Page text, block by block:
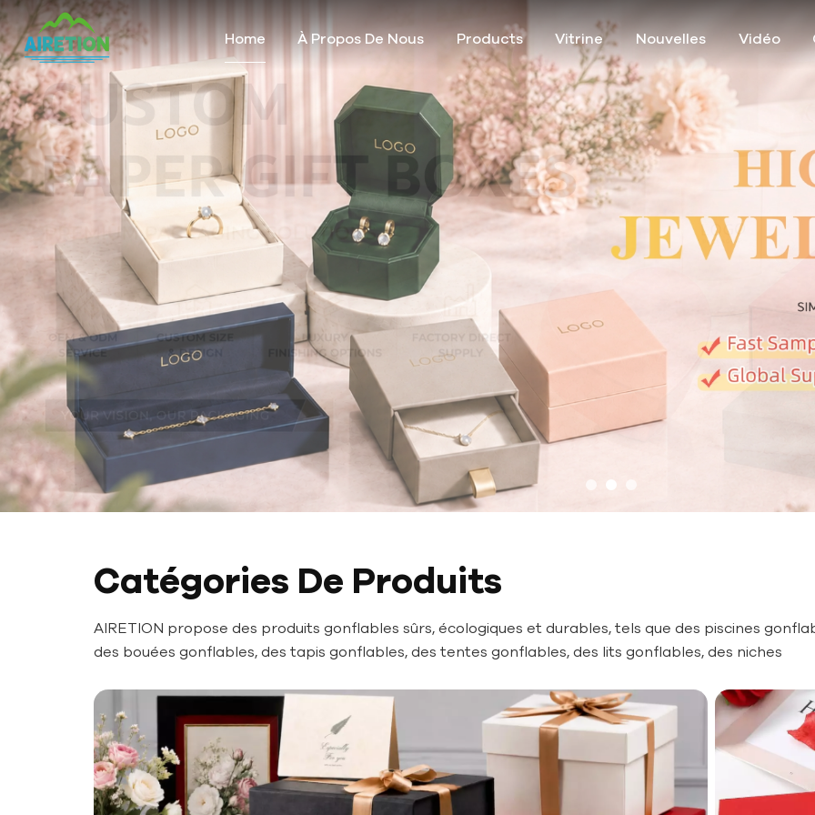
Home À Propos De Nous Products Vitrine Nouvelles Vidéo
Catégories De Produits
AIRETION propose des produits gonflables sûrs, écologiques et durables, tels que des piscines
des bouées gonflables, des tapis gonflables, des tentes gonflables, des lits gonflables, des niches